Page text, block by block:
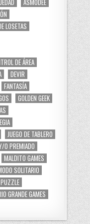
ASMODEE
LOSETAS
DE ÁREA
DEVIR
FANTASÍA
GOLDEN GEEK
JUEGO DE TABLERO
O PREMIADO
MALDITO GAMES
SOLITARIO
PUZZLE
GRANDE GAMES